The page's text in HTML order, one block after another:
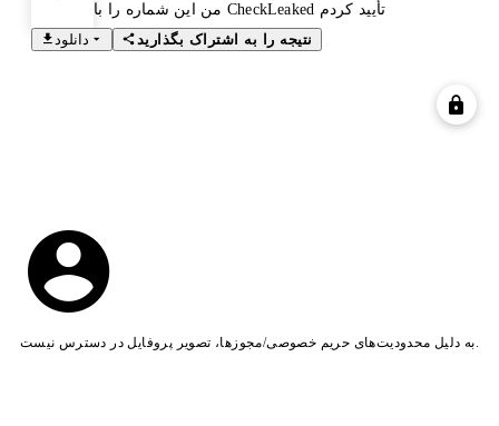
من این شماره را با CheckLeaked تأیید کردم
دانلود
نتیجه را به اشتراک بگذارید
به دلیل محدودیت‌های حریم خصوصی/مجوزها، تصویر پروفایل در دسترس نیست.